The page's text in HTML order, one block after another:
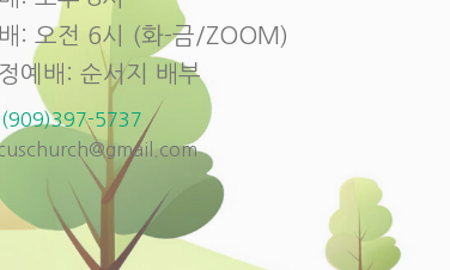
: 오전 6시 (화-금/ZOOM)
예배: 순서지 배부
(909)397-5737